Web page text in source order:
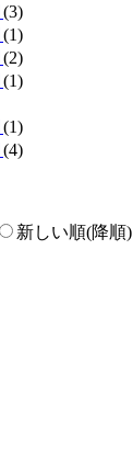
(3)
(1)
(2)
(1)
(1)
(4)
新しい順(降順)